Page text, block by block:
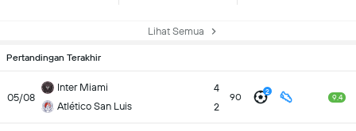
Lihat Semua
Pertandingan Terakhir
05/08
Inter Miami
Atlético San Luis
4
2
90 2
9.4